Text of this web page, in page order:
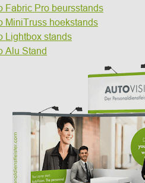
Fabric Pro beursstands
MiniTruss hoekstands
Lightbox stands
Alu Stand